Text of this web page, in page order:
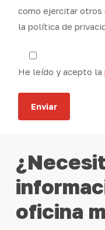
como ejercitar otros
la política de
He leído y acepto la
oficina